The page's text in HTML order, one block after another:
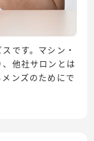
です。マシン・
他社サロンとは
ンズのためにで